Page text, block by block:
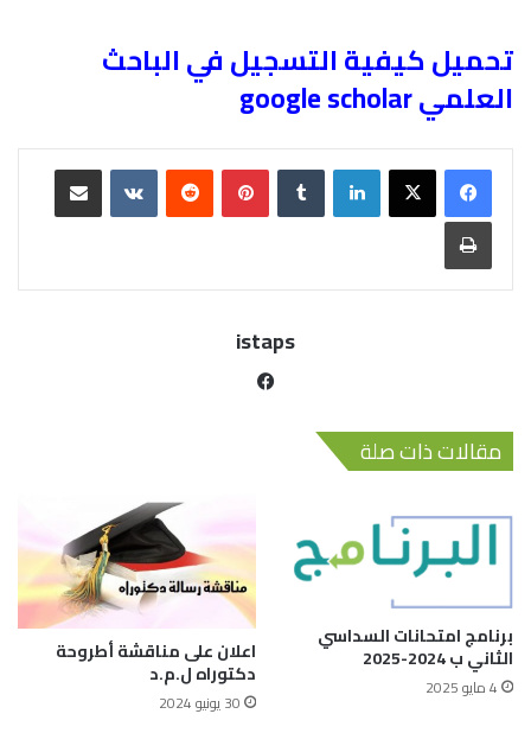
تحميل كيفية التسجيل في الباحث
العلمي google scholar
istaps
مقالات ذات صلة
برنامج امتحانات السداسي
الثاني ب 2024-2025
4 مايو 2025
اعلان على مناقشة أطروحة
دكتوراه ل.م.د
30 يونيو 2024